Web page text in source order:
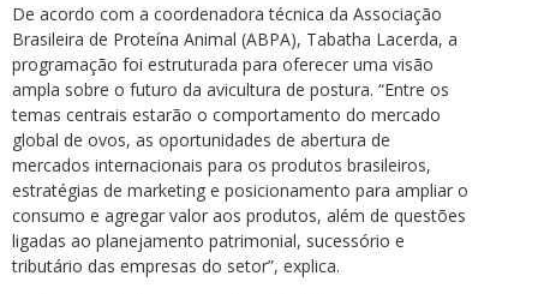
De acordo com a coordenadora técnica da Associação
Brasileira de Proteína Animal (ABPA), Tabatha Lacerda, a
programação foi estruturada para oferecer uma visão
ampla sobre o futuro da avicultura de postura. “Entre os
temas centrais estarão o comportamento do mercado
global de ovos, as oportunidades de abertura de
mercados internacionais para os produtos brasileiros,
estratégias de marketing e posicionamento para ampliar o
consumo e agregar valor aos produtos, além de questões
ligadas ao planejamento patrimonial, sucessório e
tributário das empresas do setor”, explica.